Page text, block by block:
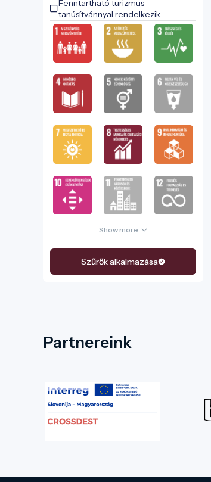
Fenntartható turizmus
tanúsítvánnyal rendelkezik
Show more
Szűrők alkalmazása
Partnereink